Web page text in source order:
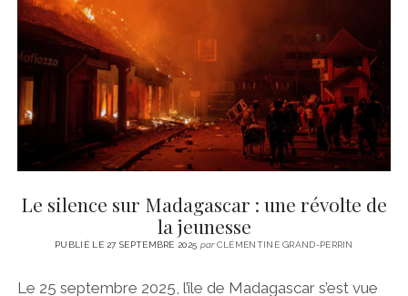
Le silence sur Madagascar : une révolte de
la jeunesse
PUBLIÉ LE 27 SEPTEMBRE 2025 parCLÉMENTINE GRAND-PERRIN
Le 25 septembre 2025, l’île de Madagascar s’est vue